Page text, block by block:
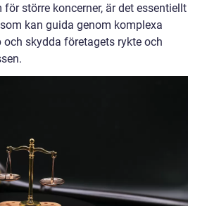
större koncerner, är det essentiellt
kan guida genom komplexa
skydda företagets rykte och